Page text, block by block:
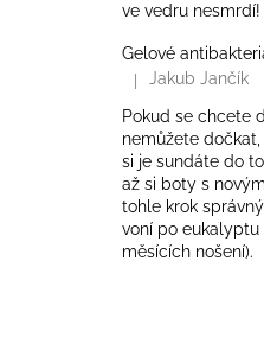
ve vedru nesmrdí!
Hodnocení
Jakub Jančík
Pokud se chcete
nemůžete
si je sundáte do
až si boty s
tohle krok
voní po
měsících nošení).